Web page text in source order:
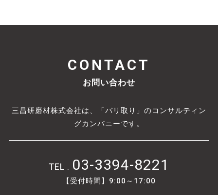
CONTACT
お問い合わせ
三昌研磨材株式会社は、「バリ取り」のコンサルティン
グカンパニーです。
TEL . 03-3394-8221
【受付時間】9:00～17:00